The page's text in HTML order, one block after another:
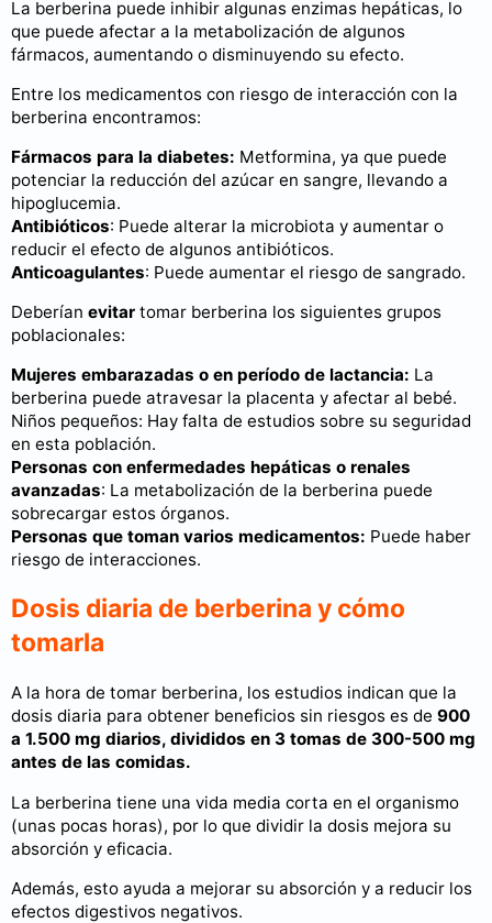
La berberina puede inhibir algunas enzimas hepáticas, lo
que puede afectar a la metabolización de algunos
fármacos, aumentando o disminuyendo su efecto.
Entre los medicamentos con riesgo de interacción con la
berberina encontramos:
Fármacos para la diabetes: Metformina, ya que puede
potenciar la reducción del azúcar en sangre, llevando a
hipoglucemia.
Antibióticos: Puede alterar la microbiota y aumentar o
reducir el efecto de algunos antibióticos.
Anticoagulantes: Puede aumentar el riesgo de sangrado.
Deberían evitar tomar berberina los siguientes grupos
poblacionales:
Mujeres embarazadas o en período de lactancia: La
berberina puede atravesar la placenta y afectar al bebé.
Niños pequeños: Hay falta de estudios sobre su seguridad
en esta población.
Personas con enfermedades hepáticas o renales
avanzadas: La metabolización de la berberina puede
sobrecargar estos órganos.
Personas que toman varios medicamentos: Puede haber
riesgo de interacciones.
Dosis diaria de berberina y cómo
tomarla
A la hora de tomar berberina, los estudios indican que la
dosis diaria para obtener beneficios sin riesgos es de 900
a 1.500 mg diarios, divididos en 3 tomas de 300-500 mg
antes de las comidas.
La berberina tiene una vida media corta en el organismo
(unas pocas horas), por lo que dividir la dosis mejora su
absorción y eficacia.
Además, esto ayuda a mejorar su absorción y a reducir los
efectos digestivos negativos.